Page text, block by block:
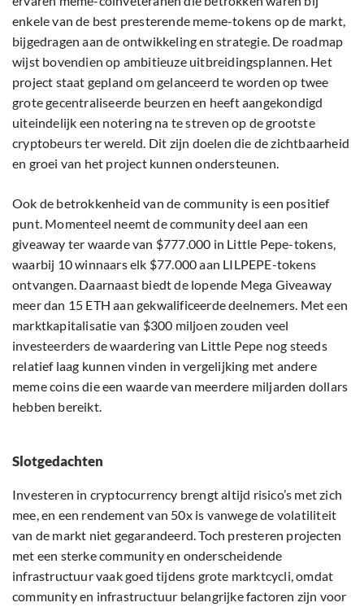
enkele van de best presterende meme-tokens op de markt,
bijgedragen aan de ontwikkeling en strategie. De roadmap
wijst bovendien op ambitieuze uitbreidingsplannen. Het
project staat gepland om gelanceerd te worden op twee
grote gecentraliseerde beurzen en heeft aangekondigd
uiteindelijk een notering na te streven op de grootste
cryptobeurs ter wereld. Dit zijn doelen die de zichtbaarheid
en groei van het project kunnen ondersteunen.
Ook de betrokkenheid van de community is een positief
punt. Momenteel neemt de community deel aan een
giveaway ter waarde van $777.000 in Little Pepe-tokens,
waarbij 10 winnaars elk $77.000 aan LILPEPE-tokens
ontvangen. Daarnaast biedt de lopende Mega Giveaway
meer dan 15 ETH aan gekwalificeerde deelnemers. Met een
marktkapitalisatie van $300 miljoen zouden veel
investeerders de waardering van Little Pepe nog steeds
relatief laag kunnen vinden in vergelijking met andere
meme coins die een waarde van meerdere miljarden dollars
hebben bereikt.
Slotgedachten
Investeren in cryptocurrency brengt altijd risico’s met zich
mee, en een rendement van 50x is vanwege de volatiliteit
van de markt niet gegarandeerd. Toch presteren projecten
met een sterke community en onderscheidende
infrastructuur vaak goed tijdens grote marktcycli, omdat
community en infrastructuur belangrijke factoren zijn voor